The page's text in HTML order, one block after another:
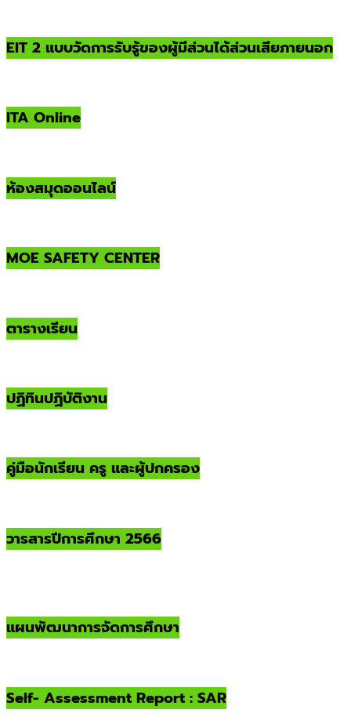
EIT 2 แบบวัดการรับรู้ของผู้มีส่วนได้ส่วนเสียภายนอก
ITA Online
ห้องสมุดออนไลน์
MOE SAFETY CENTER
ตารางเรียน
ปฏิทินปฏิบัติงาน
คู่มือนักเรียน ครู และผู้ปกครอง
วารสารปีการศึกษา 2566
แผนพัฒนาการจัดการศึกษา
Self- Assessment Report : SAR